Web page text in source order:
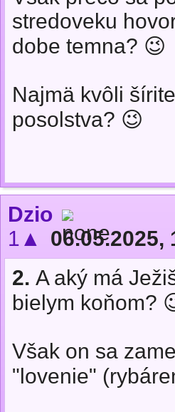
stredoveku
dobe temna? 😉
Najmä kvôli
posolstva? 😉
Dzio
1▲
06.05.2025,
2. A aký má
bielym koňom?
Však on sa
"lovenie"